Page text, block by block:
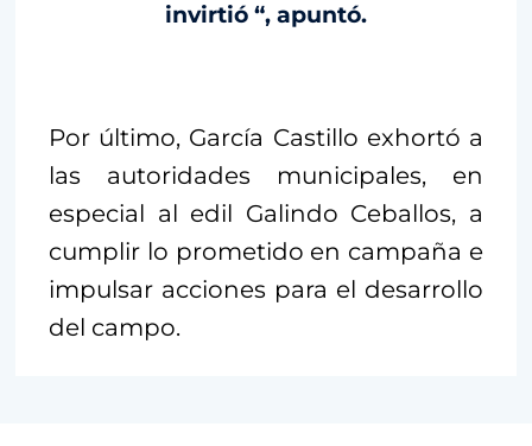
invirtió “, apuntó.
Por último, García Castillo exhortó a
las autoridades municipales, en
especial al edil Galindo Ceballos, a
cumplir lo prometido en campaña e
impulsar acciones para el desarrollo
del campo.